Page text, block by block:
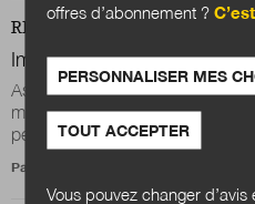
REVUE ANTICIPATIONS
Imaginer les métiers publics
Assistant·e social·e 2.0,
mission Numérique et chaleur
personnalisé·e auprès de...
Par
offres d’abonnement ?
PERSONNALISER MES
TOUT ACCEPTER
Vous pouvez changer